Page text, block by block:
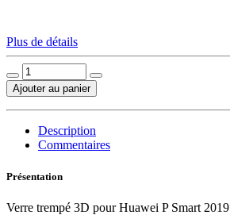
Plus de détails
Ajouter au panier
Description
Commentaires
Présentation
Verre trempé 3D pour Huawei P Smart 2019